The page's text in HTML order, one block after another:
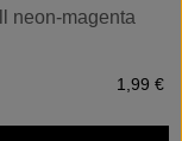
neon-magenta
1,99 €